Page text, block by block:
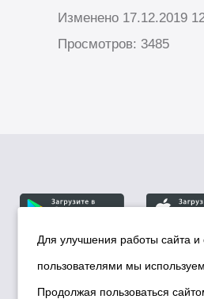
Изменено 17.12.2019
Просмотров: 3485
© Департамент
города Новосибирска, 2026
Для улучшения работы сайта и
пользователями мы
Продолжая пользоваться